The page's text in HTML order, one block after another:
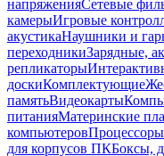
напряженияСетевые
камерыИгровые
акустикаНаушники и
переходникиЗарядные,
репликаторы
доскиКомплектующие
памятьВидеокарты
питанияМатеринские
компьютеровПроцессоры
для корпусов ПКБоксы,